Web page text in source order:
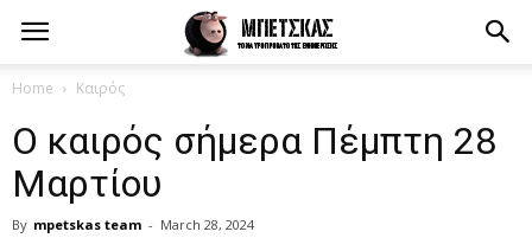
Home Καιρός
Ο καιρός σήμερα Πέμπτη 28
Μαρτίου
By mpetskas team - March 28, 2024